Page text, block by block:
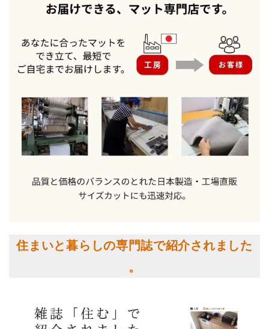
住まいと暮らしの専門誌で紹介されました
。